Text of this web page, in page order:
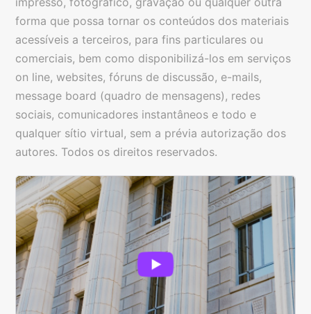
forma que possa tornar os conteúdos dos materiais
acessíveis a terceiros, para fins particulares ou
comerciais, bem como disponibilizá-los em serviços
on line, websites, fóruns de discussão, e-mails,
message board (quadro de mensagens), redes
sociais, comunicadores instantâneos e todo e
qualquer sítio virtual, sem a prévia autorização dos
autores. Todos os direitos reservados.